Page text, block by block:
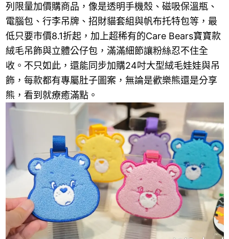
列限量加價購商品，像是透明手機殼、磁吸保溫瓶、
電腦包、行李吊牌、招財貓套組與帆布托特包等，最
低只要市價8.1折起，加上超稀有的Care Bears寶寶款
絨毛吊飾與立體公仔包，滿滿細節讓粉絲忍不住全
收。不只如此，還能同步加購24吋大型絨毛娃娃與吊
飾，每款都有專屬肚子圖案，無論是歡樂熊還是分享
熊，看到就療癒滿點。